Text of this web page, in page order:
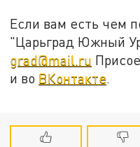
Если вам есть чем
"Царьград Южный
grad@mail.ru
и во ВКонтакте